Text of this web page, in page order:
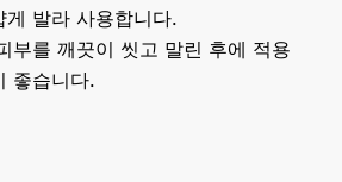
게 발라 사용합니다.
부를 깨끗이 씻고 말린 후에 적용
좋습니다.